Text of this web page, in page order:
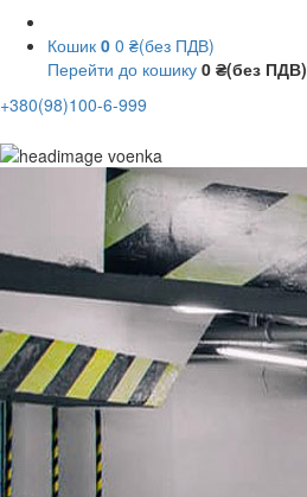
Кошик 0 0 ₴(без ПДВ)
Перейти до кошику 0 ₴(без ПДВ)
+380(98)100-6-999